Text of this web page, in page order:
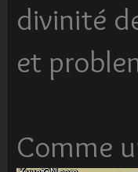
divinité
et
Comme